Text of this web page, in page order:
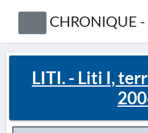
CHRONIQUE
LITI. - Liti I,